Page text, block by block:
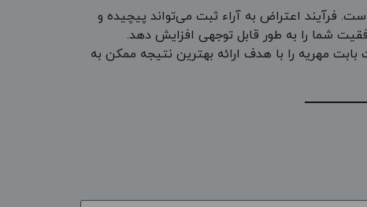
فرآیند اعتراض به آراء ثبت می‌تواند پیچیده و
شما را به طور قابل توجهی افزایش دهد.
مهریه را با هدف ارائه بهترین نتیجه ممکن به